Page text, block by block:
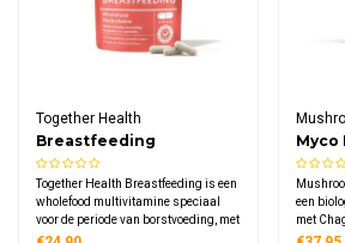
Together Health
Breastfeeding
Together Health Breastfeeding is een
wholefood multivitamine speciaal
voor de periode van borstvoeding, met
ijzer, B12, magnesium, jodium en
Myco
Bio
een
met